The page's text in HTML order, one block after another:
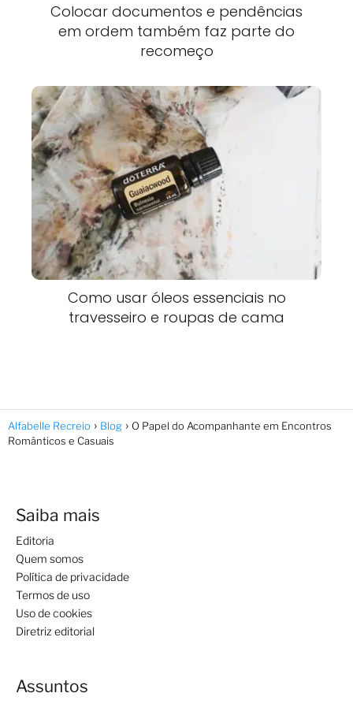
Colocar documentos e pendências
em ordem também faz parte do
recomeço
Como usar óleos essenciais no
travesseiro e roupas de cama
Alfabelle Recreio Blog
O Papel do Acompanhante em Encontros
Românticos e Casuais
Saiba mais
Editoria
Quem somos
Política de privacidade
Termos de uso
Uso de cookies
Diretriz editorial
Assuntos